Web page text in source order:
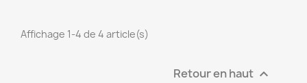
Affichage 1-4 de 4 article(s)
Retour en haut 